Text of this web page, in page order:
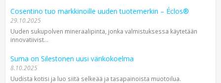
Cosentino tuo markkinoille uuden tuotemerkin – Éclos®
29.10.2025
Uuden sukupolven mineraalipinta, jonka valmistuksessa käytetään
innovatiivist...
Suma on Silestonen uusi värikokoelma
8.10.2025
Uudista kotisi ja luo siitä selkeää ja tasapainoista muotoilua.